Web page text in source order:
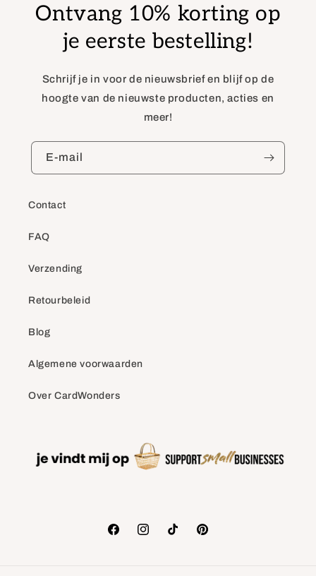
Ontvang 10% korting op
je eerste bestelling!
Schrijf je in voor de nieuwsbrief en blijf op de
hoogte van de nieuwste producten, acties en
meer!
E‑mail
Contact
FAQ
Verzending
Retourbeleid
Blog
Algemene voorwaarden
Over CardWonders
FacebookInstagramTikTok Pinterest